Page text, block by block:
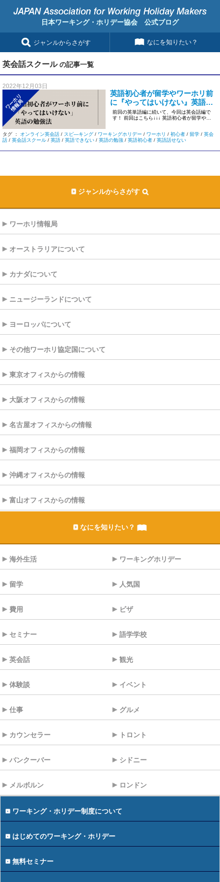
日本ワーキング・ホリデー協会 公式ブログ
ジャンルからさがす なにを知りたい？
英会話スクールの記事一覧
2022年12月03日
ワーホリ
情報局
英語初心者が留学やワーホリ前
に『やってはいけない』英語の
勉強法～英会話編～
前回の英単語編に続いて、今回は英会話編で
す！ 前回はこちら↓↓↓ 英語初心者が留学やワ
タグ ： オンライン英会話 / スピ―キング / ワーキングホリデー / ワーホリ / 初心者 / 留学 / 英会
話 / 英会話スクール / 英語 / 英語できない / 英語の勉強 / 英語初心者 / 英語話せない
ジャンルからさがす
ワーホリ情報局
オーストラリアについて
カナダについて
ニュージーランドについて
ヨーロッパについて
その他ワーホリ協定国について
東京オフィスからの情報
大阪オフィスからの情報
名古屋オフィスからの情報
福岡オフィスからの情報
沖縄オフィスからの情報
富山オフィスからの情報
なにを知りたい？
海外生活 ワーキングホリデー
留学 人気国
費用 ビザ
セミナー 語学学校
英会話 観光
体験談 イベント
仕事 グルメ
カウンセラー トロント
バンクーバー シドニー
メルボルン ロンドン
ワーキング・ホリデー制度について
はじめてのワーキング・ホリデー
無料セミナー